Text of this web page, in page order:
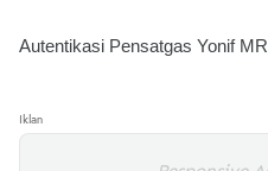
Autentikasi Pensatgas Yonif
Iklan